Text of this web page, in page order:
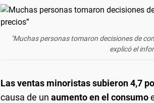
"Muchas personas tomaron decisiones de
explicó el
Las ventas minoristas subieron 4,7
causa de un aumento en el consumo